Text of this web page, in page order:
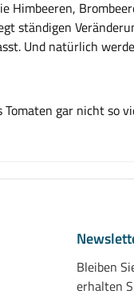
Himbeeren,
Und natürlich
gar nicht so
Bleiben
erhalten